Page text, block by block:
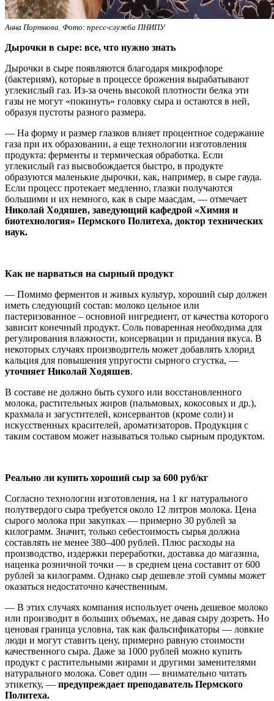
Анна Портнова. Фото: пресс-служба ПНИПУ
Дырочки в сыре: все, что нужно знать
Дырочки в сыре появляются благодаря микрофлоре
(бактериям), которые в процессе брожения вырабатывают
углекислый газ. Из-за очень высокой плотности белка эти
газы не могут «покинуть» головку сыра и остаются в ней,
образуя пустоты разного размера.
— На форму и размер глазков влияет процентное содержание
газа при их образовании, а еще технологии изготовления
продукта: ферменты и термическая обработка. Если
углекислый газ высвобождается быстро, в продукте
образуются маленькие дырочки, как, например, в сыре гауда.
Если процесс протекает медленно, глазки получаются
большими и их немного, как в сыре маасдам, — отмечает
Николай Ходяшев, заведующий кафедрой «Химия и
биотехнология» Пермского Политеха, доктор технических
наук.
Как не нарваться на сырный продукт
— Помимо ферментов и живых культур, хороший сыр должен
иметь следующий состав: молоко цельное или
пастеризованное – основной ингредиент, от качества которого
зависит конечный продукт. Соль поваренная необходима для
регулирования влажности, консервации и придания вкуса. В
некоторых случаях производитель может добавлять хлорид
кальция для повышения упругости сырного сгустка, —
уточняет Николай Ходяшев.
В составе не должно быть сухого или восстановленного
молока, растительных жиров (пальмовых, кокосовых и др.),
крахмала и загустителей, консервантов (кроме соли) и
искусственных красителей, ароматизаторов. Продукция с
таким составом может называться только сырным продуктом.
Реально ли купить хороший сыр за 600 руб/кг
Согласно технологии изготовления, на 1 кг натурального
полутвердого сыра требуется около 12 литров молока. Цена
сырого молока при закупках — примерно 30 рублей за
килограмм. Значит, только себестоимость сырья должна
составлять не менее 380–400 рублей. Плюс расходы на
производство, издержки переработки, доставка до магазина,
наценка розничной точки — в среднем цена составит от 600
рублей за килограмм. Однако сыр дешевле этой суммы может
оказаться недостаточно качественным.
— В этих случаях компания использует очень дешевое молоко
или производит в больших объемах, не давая сыру дозреть. Но
ценовая граница условна, так как фальсификаторы — ловкие
люди и могут ставить цену, примерно равную стоимости
качественного сыра. Даже за 1000 рублей можно купить
продукт с растительными жирами и другими заменителями
натурального молока. Совет один — внимательно читать
этикетку, — предупреждает преподаватель Пермского
Политеха.